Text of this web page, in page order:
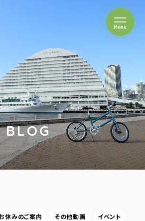
ナカゴヤ
Menuを開閉
BLOG
休みのご案内 その他動画 イベント